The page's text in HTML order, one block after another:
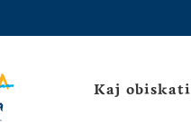
Kaj obiskati